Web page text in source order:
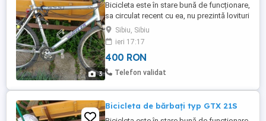
3
Bicicleta este în stare bună de funcționare,
sa circulat recent cu ea, nu prezintă lovituri
sau alte deformări.
Sibiu, Sibiu
ieri 17:17
400 RON
Telefon validat
Bicicleta de bărbați typ GTX 21S